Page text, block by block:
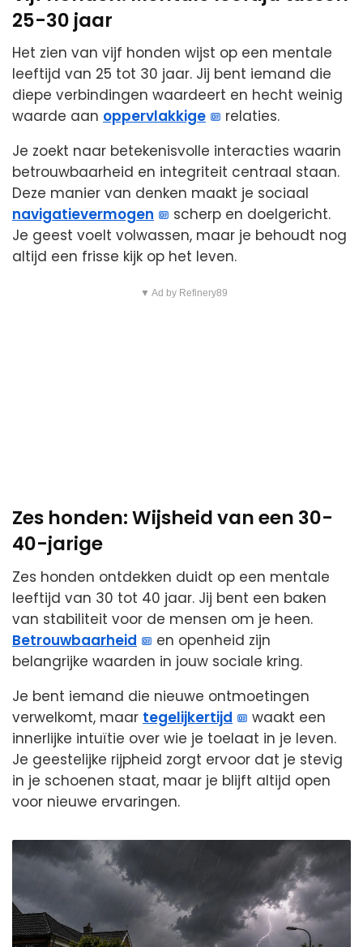
25-30 jaar
Het zien van vijf honden wijst op een mentale
leeftijd van 25 tot 30 jaar. Jij bent iemand die
diepe verbindingen waardeert en hecht weinig
waarde aan oppervlakkige
relaties.
Je zoekt naar betekenisvolle interacties waarin
betrouwbaarheid en integriteit centraal staan.
Deze manier van denken maakt je sociaal
navigatievermogen
scherp en doelgericht.
Je geest voelt volwassen, maar je behoudt nog
altijd een frisse kijk op het leven.
▼ Ad by Refinery89
Zes honden: Wijsheid van een 30-
40-jarige
Zes honden ontdekken duidt op een mentale
leeftijd van 30 tot 40 jaar. Jij bent een baken
van stabiliteit voor de mensen om je heen.
Betrouwbaarheid
en openheid zijn
belangrijke waarden in jouw sociale kring.
Je bent iemand die nieuwe ontmoetingen
verwelkomt, maar tegelijkertijd
waakt een
innerlijke intuïtie over wie je toelaat in je leven.
Je geestelijke rijpheid zorgt ervoor dat je stevig
in je schoenen staat, maar je blijft altijd open
voor nieuwe ervaringen.